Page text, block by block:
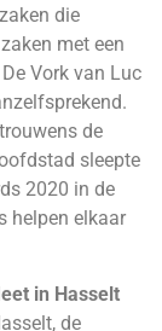
die
met een
Vork van Luc
de
sleepte
2020 in de
helpen elkaar
in Hasselt
de